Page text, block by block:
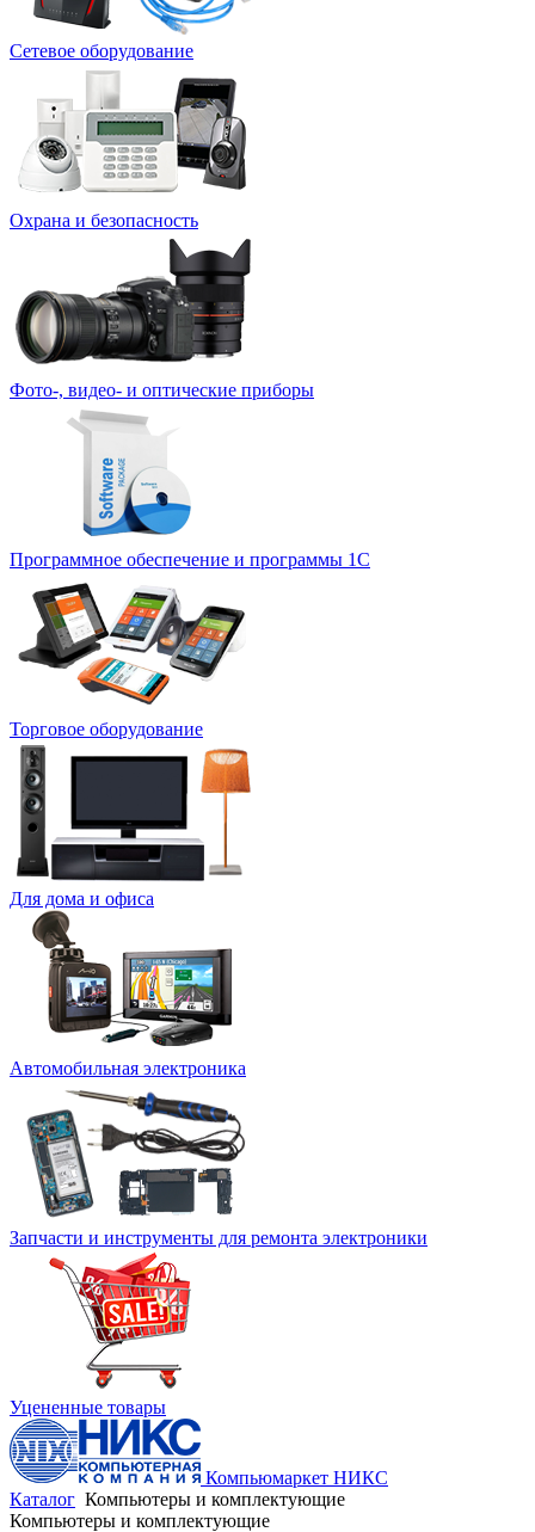
Сетевое оборудование
Охрана и безопасность
Фото-, видео- и оптические приборы
Программное обеспечение и программы 1С
Торговое оборудование
Для дома и офиса
Автомобильная электроника
Запчасти и инструменты для ремонта электроники
Уцененные товары
Компьюмаркет НИКС
Каталог Компьютеры и комплектующие
Компьютеры и комплектующие